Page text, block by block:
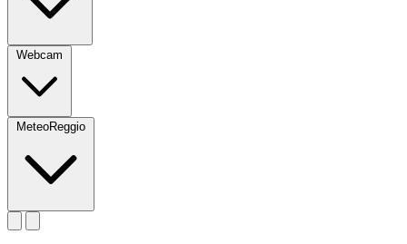
Webcam
MeteoReggio